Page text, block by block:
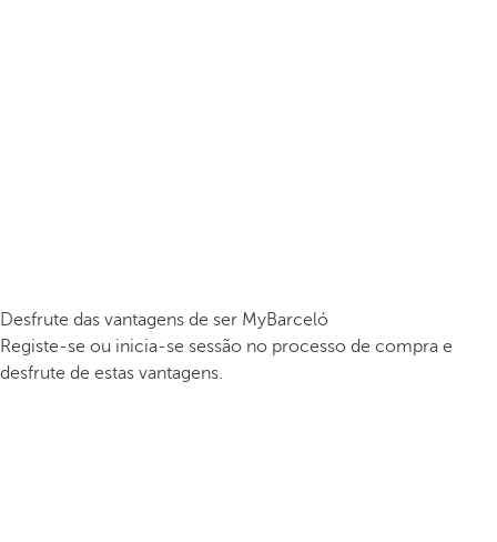
Desfrute das vantagens de ser MyBarceló
Registe-se ou inicia-se sessão no processo de compra e
desfrute de estas vantagens.